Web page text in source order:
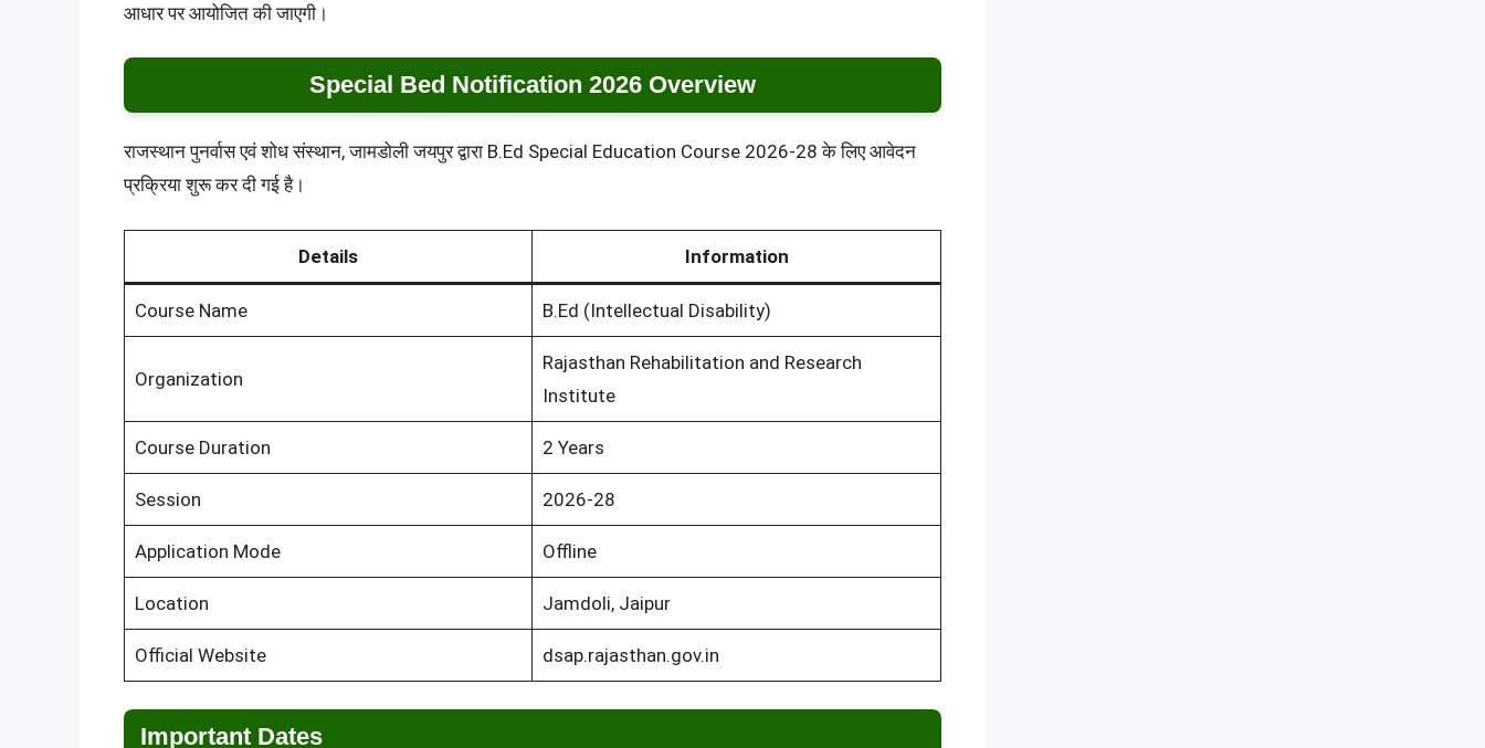
आधार पर आयोजित की जाएगी।
Special Bed Notification 2026 Overview
राजस्थान पुनर्वास एवं शोध संस्थान, जामडोली जयपुर द्वारा B.Ed Special Education Course 2026-28 के लिए आवेदन
प्रक्रिया शुरू कर दी गई है।
Details Information
Course Name B.Ed (Intellectual Disability)
Organization
Rajasthan Rehabilitation and Research
Institute
Course Duration 2 Years
Session 2026-28
Application Mode Offline
Location Jamdoli, Jaipur
Official Website dsap.rajasthan.gov.in
Important Dates